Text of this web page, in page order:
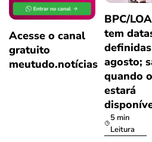
Acesse o canal
gratuito
meutudo.notícias
BPC/
tem
agosto;
quando
estará
5 min
Leitura